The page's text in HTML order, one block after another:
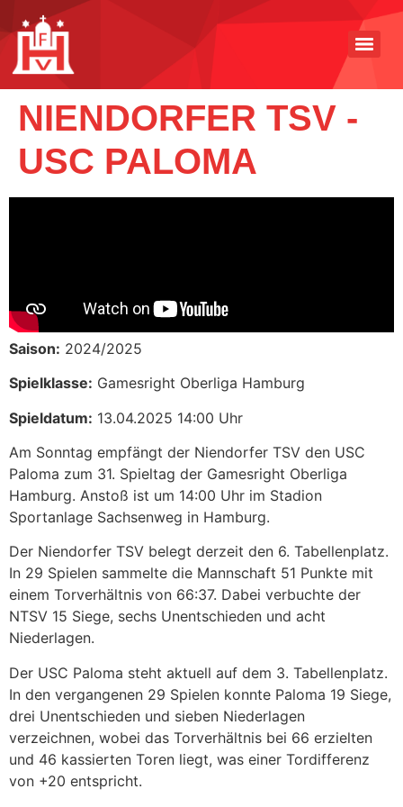
NIENDORFER TSV -
USC PALOMA
Saison: 2024/2025
Spielklasse: Gamesright Oberliga Hamburg
Spieldatum: 13.04.2025 14:00 Uhr
Am Sonntag empfängt der Niendorfer TSV den USC
Paloma zum 31. Spieltag der Gamesright Oberliga
Hamburg. Anstoß ist um 14:00 Uhr im Stadion
Sportanlage Sachsenweg in Hamburg.​
Der Niendorfer TSV belegt derzeit den 6. Tabellenplatz.
In 29 Spielen sammelte die Mannschaft 51 Punkte mit
einem Torverhältnis von 66:37. Dabei verbuchte der
NTSV 15 Siege, sechs Unentschieden und acht
Niederlagen.
Der USC Paloma steht aktuell auf dem 3. Tabellenplatz.
In den vergangenen 29 Spielen konnte Paloma 19 Siege,
drei Unentschieden und sieben Niederlagen
verzeichnen, wobei das Torverhältnis bei 66 erzielten
und 46 kassierten Toren liegt, was einer Tordifferenz
von +20 entspricht.​